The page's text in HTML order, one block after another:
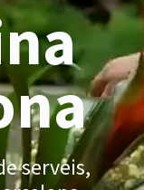
serveis,